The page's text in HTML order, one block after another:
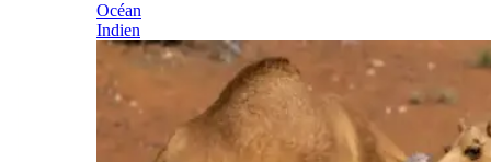
Océan
Indien